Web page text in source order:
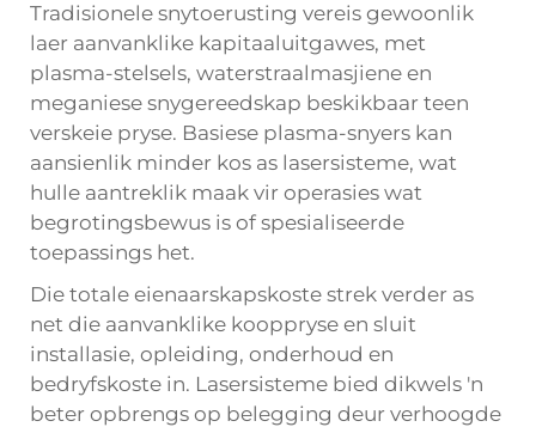
Tradisionele snytoerusting vereis gewoonlik
laer aanvanklike kapitaaluitgawes, met
plasma-stelsels, waterstraalmasjiene en
meganiese snygereedskap beskikbaar teen
verskeie pryse. Basiese plasma-snyers kan
aansienlik minder kos as lasersisteme, wat
hulle aantreklik maak vir operasies wat
begrotingsbewus is of spesialiseerde
toepassings het.
Die totale eienaarskapskoste strek verder as
net die aanvanklike kooppryse en sluit
installasie, opleiding, onderhoud en
bedryfskoste in. Lasersisteme bied dikwels 'n
beter opbrengs op belegging deur verhoogde